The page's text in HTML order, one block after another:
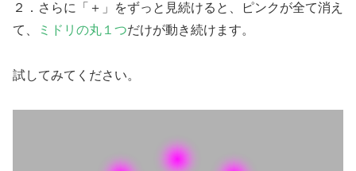
２．さらに「＋」をずっと見続けると、ピンクが全て消え
て、
ミドリの丸１つだけが動き続けます。
試してみてください。